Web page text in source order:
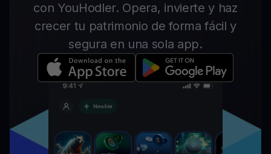
con YouHodler. Opera, invierte y haz
crecer tu patrimonio de forma fácil y
segura en una sola app.